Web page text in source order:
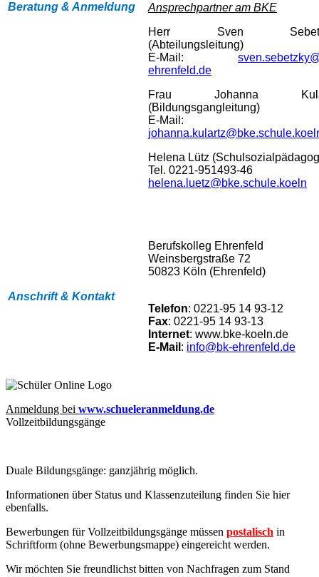
Beratung & Anmeldung
Ansprechpartner am BKE
Herr Sven
(Abteilungsleitung)
E-Mail:
ehrenfeld.de
Frau Johanna
(Bildungsgangleitung)
E-Mail:
Helena Lütz
Tel. 0221-951493-46
helena.luetz@bke.schule.koeln
Anschrift & Kontakt
Berufskolleg Ehrenfeld
Weinsbergstraße 72
50823 Köln (Ehrenfeld)
Telefon: 0221-95 14 93-12
Fax: 0221-95 14 93-13
Internet: www.bke-koeln.de
E-Mail : info@bk-ehrenfeld.de
Anmeldung bei www.schueleranmeldung.de
Vollzeitbildungsgänge
Duale Bildungsgänge: ganzjährig möglich.
Informationen über Status und Klassenzuteilung finden Sie hier
ebenfalls.
Bewerbungen für Vollzeitbildungsgänge müssen postalisch in
Schriftform (ohne Bewerbungsmappe) eingereicht werden.
Wir möchten Sie freundlichst bitten von Nachfragen zum Stand